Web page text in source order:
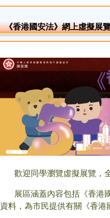
《香港國安法》網上虛擬展
歡迎同學瀏覽虛擬展覽，全
展區涵蓋內容包括《香港國
資料，為市民提供有關《